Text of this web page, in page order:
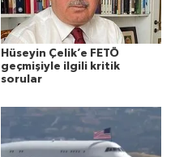
Hüseyin Çelik’e FETÖ
geçmişiyle ilgili kritik
sorular